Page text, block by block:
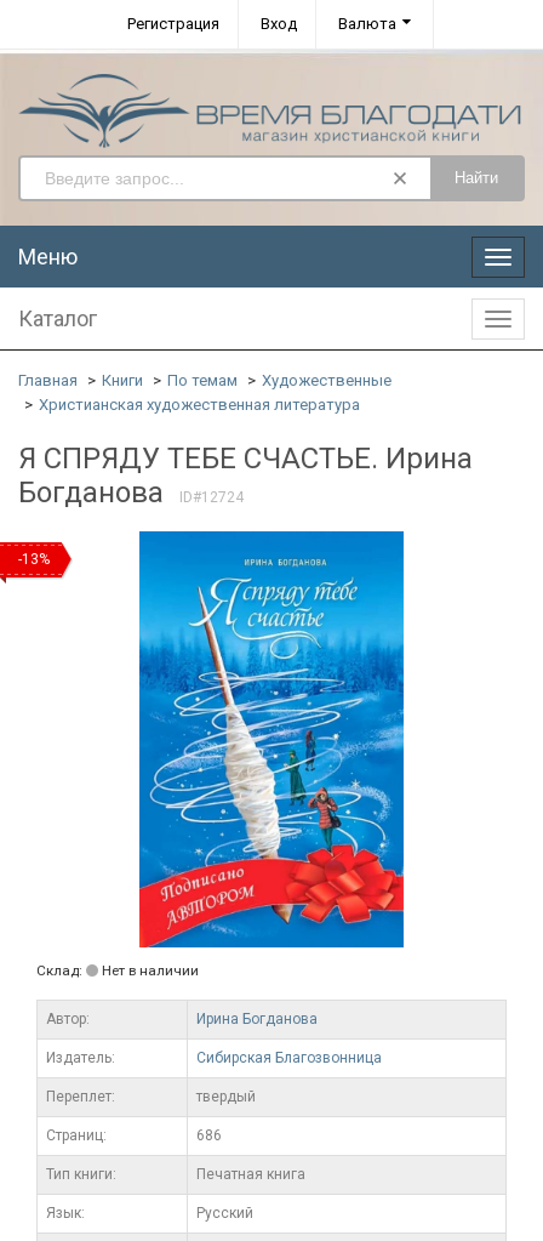
Регистрация Вход Валюта
Найти
Меню
Меню
Каталог
Главная Книги По темам
Художественные
Христианская художественная литература
Я СПРЯДУ ТЕБЕ СЧАСТЬЕ. Ирина
Богданова
ID#12724
-13%
Склад: Нет в наличии
Автор: Ирина Богданова
Издатель: Сибирская Благозвонница
Переплет: твердый
Cтраниц: 686
Тип книги: Печатная книга
Язык: Русский